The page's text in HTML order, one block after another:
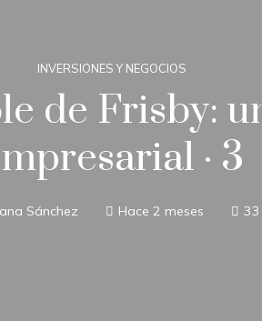
INVERSIONES Y NEGOCIOS
de Frisby:
· 3
Sánchez Hace 2 meses 33